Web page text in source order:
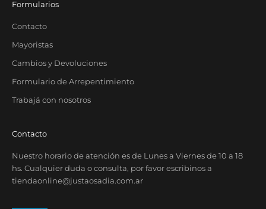
Formularios
Contacto
Mayoristas
Cambios y Devoluciones
Formulario de Arrepentimiento
Trabajá con nosotros
Contacto
Nuestro horario de atención es de Lunes a Viernes de 10 a 18
hs. Cualquier duda o consulta, por favor escribinos a
tiendaonline@justaosadia.com.ar